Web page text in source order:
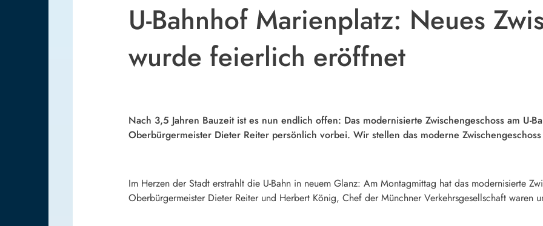
U-Bahnhof Marienplatz: Neues
wurde feierlich eröffnet
Nach 3,5 Jahren Bauzeit ist es nun endlich offen: Das modernisierte Zwischengeschoss am U-
Oberbürgermeister Dieter Reiter persönlich vorbei. Wir stellen das moderne
Im Herzen der Stadt erstrahlt die U-Bahn in neuem Glanz: Am Montagmittag hat das modernisierte
Oberbürgermeister Dieter Reiter und Herbert König, Chef der Münchner Verkehrsgesellschaft waren